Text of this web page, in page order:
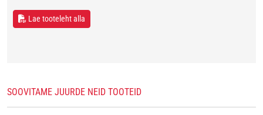
Lae tooteleht alla
SOOVITAME JUURDE NEID TOOTEID